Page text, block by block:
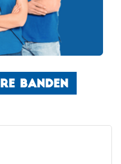
BANDEN